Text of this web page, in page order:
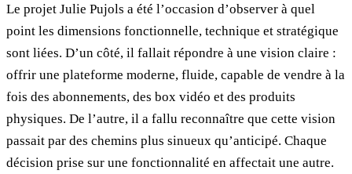
Le projet Julie Pujols a été l’occasion d’observer à quel
point les dimensions fonctionnelle, technique et stratégique
sont liées. D’un côté, il fallait répondre à une vision claire :
offrir une plateforme moderne, fluide, capable de vendre à la
fois des abonnements, des box vidéo et des produits
physiques. De l’autre, il a fallu reconnaître que cette vision
passait par des chemins plus sinueux qu’anticipé. Chaque
décision prise sur une fonctionnalité en affectait une autre.